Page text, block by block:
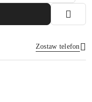
Zostaw telefon